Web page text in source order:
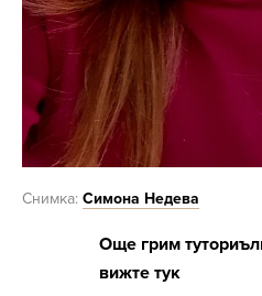
Снимка: Симона Недева
Още грим
вижте тук